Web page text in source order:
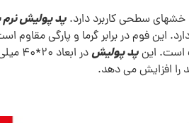
خشهای سطحی کاربرد دارد.پد پولیش نرم
این فوم در برابر گرما و پارگی مقاوم
است. اینپد پولیش
در
را افزایش می دهد.